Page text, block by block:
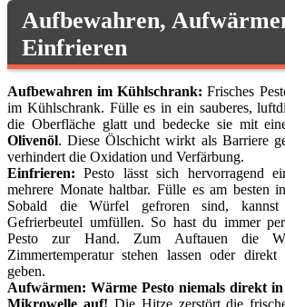
Aufbewahren,
Einfrieren
Aufbewahren im Kühlschrank: Frisches
im Kühlschrank. Fülle es in ein sauberes,
die Oberfläche glatt und bedecke sie mit
Olivenöl. Diese Ölschicht wirkt als Barriere
verhindert die Oxidation und Verfärbung.
Einfrieren: Pesto lässt sich hervorragend
mehrere Monate haltbar. Fülle es am besten in
Sobald die Würfel gefroren sind,
Gefrierbeutel umfüllen. So hast du immer
Pesto zur Hand. Zum Auftauen die
Zimmertemperatur stehen lassen oder
geben.
Aufwärmen: Wärme Pesto niemals direkt
Mikrowelle auf! Die Hitze zerstört die